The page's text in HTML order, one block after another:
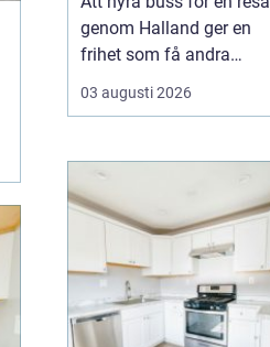
genom Halland ger en
frihet som få andra
resealternativ erbjuder.
Gruppen håller ihop,
upplevelsen och
logistiken förenklas
märkbart. Samtidigt kan
det kännas svårt att veta
var man börjar: Hur stor
b...
03 augusti 2026